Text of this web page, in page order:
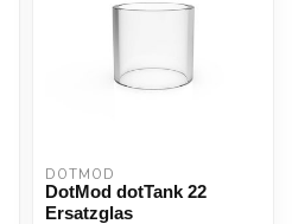
DOTMOD
DotMod dotTank 22
Ersatzglas